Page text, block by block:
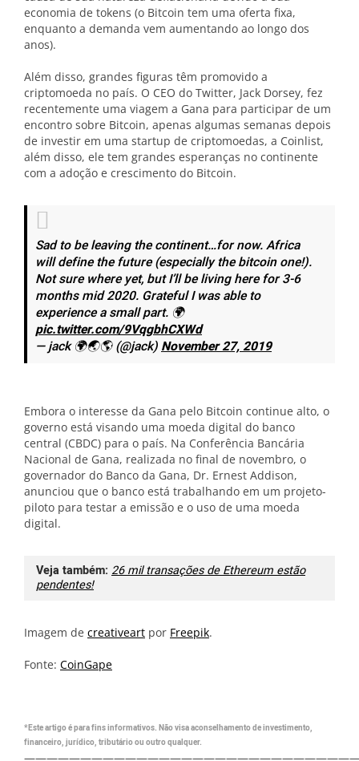
economia de tokens (o Bitcoin tem uma oferta fixa,
enquanto a demanda vem aumentando ao longo dos
anos).
Além disso, grandes figuras têm promovido a
criptomoeda no país. O CEO do Twitter, Jack Dorsey, fez
recentemente uma viagem a Gana para participar de um
encontro sobre Bitcoin, apenas algumas semanas depois
de investir em uma startup de criptomoedas, a Coinlist,
além disso, ele tem grandes esperanças no continente
com a adoção e crescimento do Bitcoin.
Sad to be leaving the continent…for now. Africa
will define the future (especially the bitcoin one!).
Not sure where yet, but I’ll be living here for 3-6
months mid 2020. Grateful I was able to
experience a small part. 🌍
pic.twitter.com/9VqgbhCXWd
— jack 🌍🌏🌎 (@jack)November 27, 2019
Embora o interesse da Gana pelo Bitcoin continue alto, o
governo está visando uma moeda digital do banco
central (CBDC) para o país. Na Conferência Bancária
Nacional de Gana, realizada no final de novembro, o
governador do Banco da Gana, Dr. Ernest Addison,
anunciou que o banco está trabalhando em um projeto-
piloto para testar a emissão e o uso de uma moeda
digital.
Veja também: 26 mil transações de Ethereum estão
pendentes!
Imagem de creativeart por Freepik.
Fonte: CoinGape
*Este artigo é para fins informativos. Não visa aconselhamento de investimento,
financeiro, jurídico, tributário ou outro qualquer.